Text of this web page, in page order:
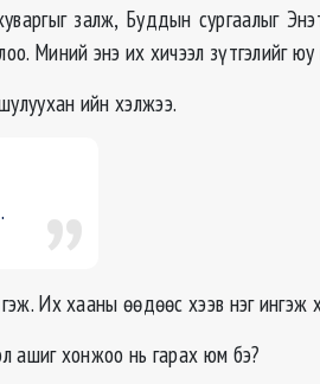
залж, Буддын сургаалыг
Миний энэ их хичээл зүтгэлийг
ийн хэлжээ.
Их хааны өөдөөс хээв нэг ингэж
ашиг хонжоо нь гарах юм бэ?